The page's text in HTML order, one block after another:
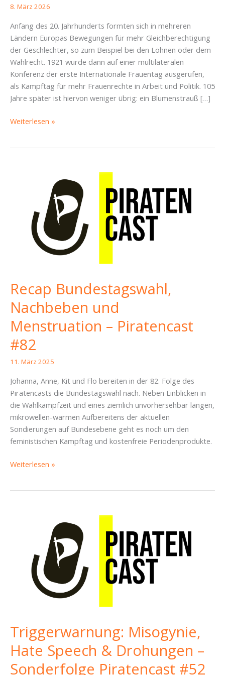
8. März 2026
Anfang des 20. Jahrhunderts formten sich in mehreren
Ländern Europas Bewegungen für mehr Gleichberechtigung
der Geschlechter, so zum Beispiel bei den Löhnen oder dem
Wahlrecht. 1921 wurde dann auf einer multilateralen
Konferenz der erste Internationale Frauentag ausgerufen,
als Kampftag für mehr Frauenrechte in Arbeit und Politik. 105
Jahre später ist hiervon weniger übrig: ein Blumenstrauß […]
Papier
Weiterlesen »
Recap Bundestagswahl,
Nachbeben und
Menstruation – Piratencast
#82
11. März 2025
Johanna, Anne, Kit und Flo bereiten in der 82. Folge des
Piratencasts die Bundestagswahl nach. Neben Einblicken in
die Wahlkampfzeit und eines ziemlich unvorhersehbar langen,
mikrowellen-warmen Aufbereitens der aktuellen
Sondierungen auf Bundesebene geht es noch um den
feministischen Kampftag und kostenfreie Periodenprodukte.
Recap
Weiterlesen »
Triggerwarnung: Misogynie,
Hate Speech & Drohungen –
Sonderfolge Piratencast #52